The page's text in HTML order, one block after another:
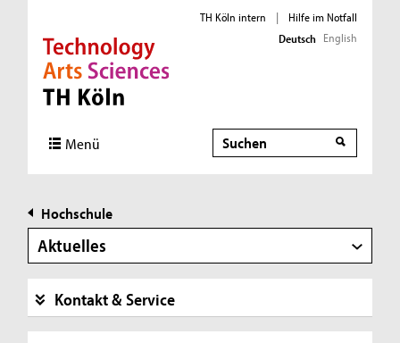
Direkt zur Hauptnavigation
Direkt zur Subnavigation
Direkt zum Inhalt
Direkt zum Fußbereich
TH Köln intern |
Hilfe im Notfall
Deutsch English
Menü Suche
Hochschule
Aktuelles
Kontakt & Service